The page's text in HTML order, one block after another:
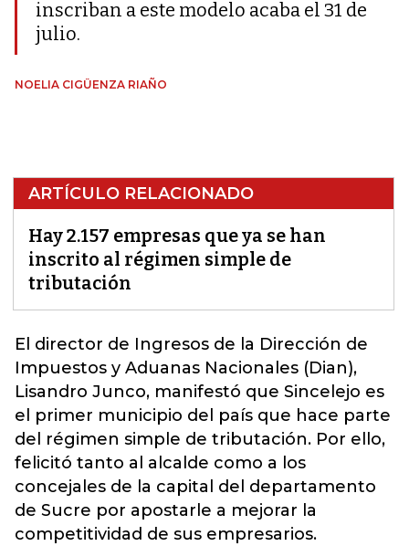
inscriban a este modelo acaba el 31 de
julio.
NOELIA CIGÜENZA RIAÑO
ARTÍCULO RELACIONADO
Hay 2.157 empresas que ya se han
inscrito al régimen simple de
tributación
El director de Ingresos de la Dirección de
Impuestos y Aduanas Nacionales (Dian),
Lisandro Junco, manifestó que Sincelejo es
el primer municipio del país que hace parte
del régimen simple de tributación. Por ello,
felicitó tanto al alcalde como a los
concejales de la capital del departamento
de Sucre por apostarle a mejorar la
competitividad de sus empresarios.